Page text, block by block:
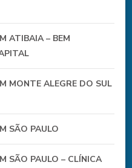
ATIBAIA – BEM
MONTE ALEGRE DO SUL
SÃO PAULO
SÃO PAULO – CLÍNICA